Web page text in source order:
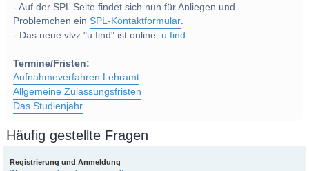
- Auf der SPL Seite findet sich nun für Anliegen und
Problemchen einSPL-Kontaktformular.
- Das neue vlvz "u:find" ist online: u:find
Termine/Fristen:
Aufnahmeverfahren Lehramt
Allgemeine Zulassungsfristen
Das Studienjahr
Häufig gestellte Fragen
Registrierung und Anmeldung